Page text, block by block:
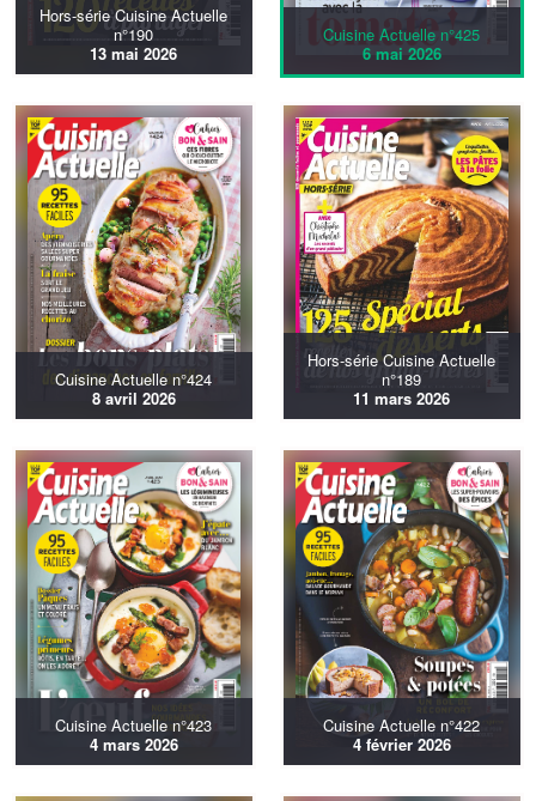
Hors-série Cuisine Actuelle
n°190
13 mai 2026
Cuisine Actuelle n°425
6 mai 2026
Cuisine Actuelle n°424
8 avril 2026
Hors-série Cuisine Actuelle
n°189
11 mars 2026
Cuisine Actuelle n°423
4 mars 2026
Cuisine Actuelle n°422
4 février 2026